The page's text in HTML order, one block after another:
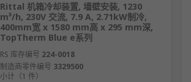
Rittal 机箱冷却装置, 墙壁安装, 1230
m³/h, 230V 交流, 7.9 A, 2.71kW制冷,
400mm宽 x 1580 mm高 x 295 mm深,
TopTherm Blue e系列
RS 库存编号 224-0018
制造商零件编号 3329500
小计（1 件）